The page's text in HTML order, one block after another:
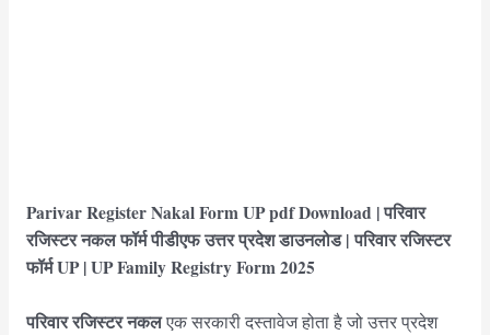
Parivar Register Nakal Form UP pdf Download | परिवार
रजिस्टर नकल फॉर्म पीडीएफ उत्तर प्रदेश डाउनलोड | परिवार रजिस्टर
फॉर्म UP | UP Family Registry Form 2025
परिवार रजिस्टर नकलएक सरकारी दस्तावेज होता है जो उत्तर प्रदेश